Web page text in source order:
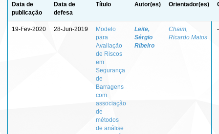
Data de
publicação
Data de
defesa
Título Autor(es) Orientador(es)
19-Fev-2020 28-Jun-2019
Modelo
para
Avaliação
de Riscos
em
Segurança
de
Barragens
com
associação
de
métodos
de análise
Leite,
Sérgio
Ribeiro
Chaim,
Ricardo Matos
-